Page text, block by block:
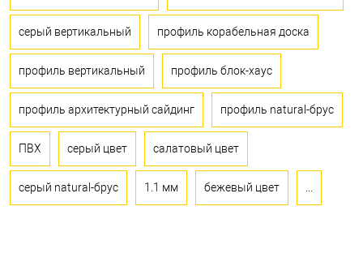
серый вертикальный профиль корабельная доска
профиль вертикальный профиль блок-хаус
профиль архитектурный сайдинг профиль natural-брус
ПВХ серый цвет салатовый цвет
серый natural-брус 1.1 мм бежевый цвет